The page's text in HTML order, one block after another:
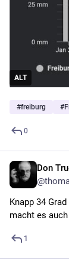
ALT
#freiburg #
0
Don
Knapp 34
macht es
1